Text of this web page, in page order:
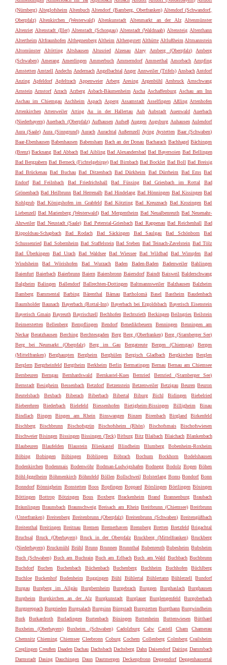
(Nürnberg) Alteglofsheim Altenbuch Altendorf (Bamberg, Oberfranken) Altendorf (Schwandorf,
Oberpfalz)
Altenkirchen (Westerwald) Altenkunstadt Altenmarkt an der Alz
Altenmünster
Altenriet Altenstadt (Iller) Altenstadt (Schongau) Altenstadt (Waldnaab) Altensteig Altenthann
Altertheim Altfraunhofen Althegnenberg Altheim Althengstett Althütte Altlußheim Altmannstein
Altomünster
Altötting Altshausen Altusried Alzenau Alzey Amberg (Oberpfalz)
Amberg
(Schwaben) Amerang Amerdingen Ammerbuch Ammerndorf Ammerthal Amorbach Ampfing
Amstetten Amtzell Andechs Andernach Angelbachtal Anger Annweiler (Trifels) Ansbach Antdorf
Anzing
Apfeldorf Apfeltrach Appenweier Arberg Aresing Argenbühl Arnbruck
Arnschwang
Arnstein Arnstorf Arrach Arzberg Asbach-Bäumenheim Ascha Aschaffenburg Aschau am Inn
Aschau im Chiemgau Aschheim Aspach Asperg Assamstadt Asselfingen Aßling Attenhofen
Attenkirchen
Attenweiler Atting Au in der Hallertau Aub Aubstadt Auenwald
Auerbach
(Niederbayern) Auerbach (Oberpfalz) Aufhausen Aufseß Auggen Augsburg Auhausen Aulendorf
Aura (Saale) Aura (Sinngrund) Aurach Aurachtal Außernzell Aying Aystetten Baar (Schwaben)
Baar-Ebenhausen Babenhausen Babensham Bach an der Donau Bacharach Bachhagel Bächingen
(Brenz) Backnang Bad Abbach Bad Aibling Bad Alexandersbad Bad Bayersoien Bad Bellingen
Bad Bergzabern Bad Berneck (Fichtelgebirge) Bad Birnbach Bad Bocklet Bad Boll Bad Breisig
Bad Brückenau Bad Buchau Bad Ditzenbach Bad Dürkheim Bad Dürrheim Bad Ems Bad
Endorf
Bad Feilnbach Bad Friedrichshall Bad Füssing Bad Griesbach im Rottal
Bad
Grönenbach Bad Heilbrunn Bad Herrenalb Bad Hindelang Bad Hönningen Bad Kissingen Bad
Kohlgrub Bad Königshofen im Grabfeld Bad Kötzting Bad Kreuznach Bad Krozingen Bad
Liebenzell Bad Marienberg (Westerwald) Bad Mergentheim Bad Neualbenreuth Bad Neuenahr-
Ahrweiler Bad Neustadt (Saale) Bad Peterstal-Griesbach Bad Rappenau Bad Reichenhall Bad
Rippoldsau-Schapbach
Bad Rodach Bad Säckingen Bad Saulgau Bad Schönborn
Bad
Schussenried Bad Sobernheim Bad Staffelstein Bad Steben Bad Teinach-Zavelstein Bad Tölz
Bad Überkingen Bad Urach Bad Waldsee Bad Wiessee Bad Wildbad Bad Wimpfen
Bad
Windsheim
Bad Wörishofen Bad Wurzach Baden Baden-Baden Badenweiler
Bahlingen
Baienfurt Baierbach Baierbrunn Baiern Baiersbronn Baiersdorf Baindt Baisweil Balderschwang
Balgheim Balingen Ballendorf Ballrechten-Dottingen Baltmannsweiler Balzhausen Balzheim
Bamberg
Bammental Barbing Bärenthal Bärnau Bartholomä Basel Bastheim
Baudenbach
Baumholder Baunach Bayerbach (Rottal-Inn) Bayerbach bei Ergoldsbach Bayerisch Eisenstein
Bayerisch Gmain Bayreuth Bayrischzell Bechhofen Bechtsrieth Beckingen Beilngries Beilstein
Beimerstetten
Bellenberg Bempflingen Bendorf Benediktbeuern Benningen
Benningen am
Neckar Beratzhausen Berching Berchtesgaden Berg Berg (Oberfranken) Berg (Starnberger See)
Berg bei Neumarkt (Oberpfalz)
Berg im Gau Bergatreute Bergen (Chiemgau)
Bergen
(Mittelfranken)
Berghaupten Bergheim Berghülen Bergisch Gladbach Bergkirchen
Berglen
Berglern Bergrheinfeld Bergtheim Berkheim Berlin Bermatingen Bernau Bernau am Chiemsee
Bernbeuren
Berngau Bernhardswald Bernkastel-Kues Bernried
Bernried (Starnberger See)
Bernstadt Besigheim Bessenbach Betzdorf Betzenstein Betzenweiler Betzigau Beuren Beuron
Beutelsbach
Bexbach Biberach Biberbach Bibertal Biburg Bichl Bidingen
Biebelried
Bieberehren
Biederbach Bielefeld Biessenhofen Bietigheim-Bissingen Billigheim
Binau
Bindlach
Bingen Bingen am Rhein Binswangen Binzen Birenbach Birgland
Birkenfeld
Bischberg
Bischbrunn Bischofsgrün Bischofsheim (Rhön) Bischofsmais
Bischofswiesen
Bischweier Bisingen Bissingen Bissingen (Teck) Bitburg Bitz Blaibach Blaichach Blankenbach
Blaubeuren
Blaufelden Blaustein Blieskastel Blindheim Blumberg
Bobenheim-Roxheim
Böbing
Bobingen Böbingen Böblingen Böbrach Bochum Bockhorn
Bodelshausen
Bodenkirchen Bodenmais Bodenwöhr Bodman-Ludwigshafen Bodnegg Bodolz Bogen Böhen
Böhl-Iggelheim Böhmenkirch Böhmfeld Böllen Bollschweil Bolsterlang Boms Bondorf Bonn
Bonndorf Bönnigheim Bonstetten Boos Bopfingen Boppard Börslingen Börtlingen Bösingen
Böttingen
Bottrop Bötzingen Bous Boxberg Brackenheim Brand Brannenburg
Braubach
Bräunlingen Braunsbach Braunschweig Breisach am Rhein Breitbrunn (Chiemsee) Breitbrunn
(Unterfranken) Breitenberg Breitenbrunn (Oberpfalz) Breitenbrunn (Schwaben) Breitengüßbach
Breitenthal Breitingen Breitnau Bremen Bremerhaven Brennberg Bretten Bretzfeld Brigachtal
Bruchsal
Bruck (Oberbayern) Bruck in der Oberpfalz Bruckberg (Mittelfranken) Bruckberg
(Niederbayern) Bruckmühl Brühl Brunn Brunnen Brunnthal Bubenreuth Bubesheim Bubsheim
Buch (Schwaben) Buch am Buchrain Buch am Erlbach Buch am Wald Buchbach Buchbrunn
Buchdorf
Buchen Buchenbach Büchenbach Buchenberg Buchheim Buchhofen
Büchlberg
Buchloe Buckenhof Budenheim Buggingen Bühl Bühlertal Bühlertann Bühlerzell
Bundorf
Burgau
Burgberg im Allgäu Burgbernheim Burgebrach Burggen Burghaslach
Burghausen
Burgheim
Burgkirchen an der Alz Burgkunstadt Burglauer Burglengenfeld
Burgoberbach
Burgpreppach Burgrieden Burgsalach Burgsinn Bürgstadt Burgstetten Burgthann Burgwindheim
Burk
Burkardroth Burladingen Burtenbach Büsingen Buttenheim Buttenwiesen
Bütthard
Buxheim (Oberbayern)
Buxheim (Schwaben) Cadolzburg Calw Castell Cham
Chamerau
Chemnitz Chieming Chiemsee Cleebronn Coburg Cochem Collenberg Colmberg Crailsheim
Creglingen Creußen Daaden Dachau Dachsbach Dachsberg Dahn Daisendorf Daiting Dammbach
Darmstadt Dasing Dauchingen Daun Dautmergen Deckenpfronn Deggendorf Deggenhausertal